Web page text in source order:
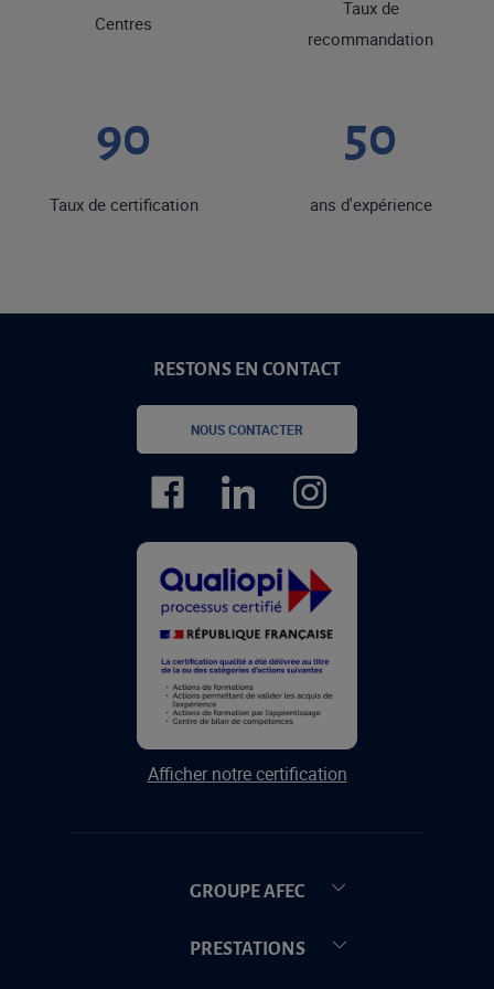
Centres
Taux de
recommandation
90
Taux de certification
50
ans d'expérience
RESTONS EN CONTACT
NOUS CONTACTER
Afficher notre certification
GROUPE AFEC
PRESTATIONS